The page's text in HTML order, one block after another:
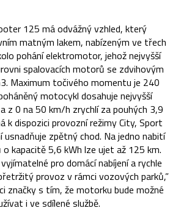
125 má odvážný vzhled, který
matným lakem, nabízeným ve třech
pohání elektromotor, jehož nejvyšší
spalovacích motorů se zdvihovým
Maximum točivého momentu je 240
motocykl dosahuje nejvyšší
z 0 na 50 km/h zrychlí za pouhých 3,9
k dispozici provozní režimy City, Sport
usnadňuje zpětný chod. Na jedno nabití
kapacitě 5,6 kWh lze ujet až 125 km.
pro domácí nabíjení a rychle
provoz v rámci vozových parků,”
značky s tím, že motorku bude možné
i ve sdílené službě.